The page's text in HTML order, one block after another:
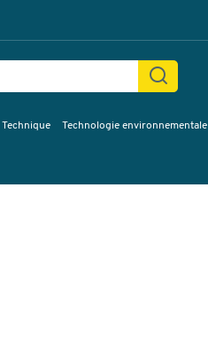
Technique Technologie environnementale
Images Vidéos